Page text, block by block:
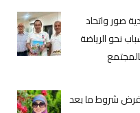
صور واتحاد
نحو الرياضة
شروط ما بعد